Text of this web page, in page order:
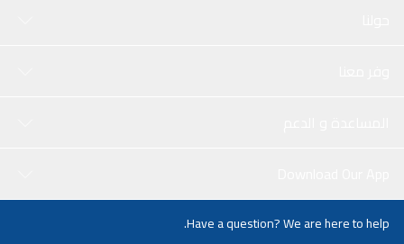
Have a question? We are here to help.